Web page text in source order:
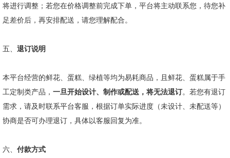
将进行调整；若您在价格调整前完成下单，平台将主动联系您，待您补
足差价后，再安排配送，请您理解配合。
五、 退订说明
本平台经营的鲜花、蛋糕、绿植等均为易耗商品，且鲜花、蛋糕属于手
工定制类产品， 一旦开始设计、制作或配送，将无法退订。若您有退订
需求，请及时联系平台客服，根据订单实际进度（未设计、未配送等）
协商是否可办理退订，具体以客服回复为准。
六、 付款方式